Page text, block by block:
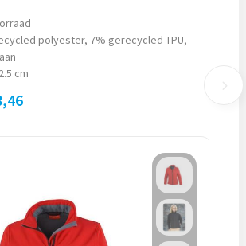
polyester, 7% gerecycled TPU,
cm